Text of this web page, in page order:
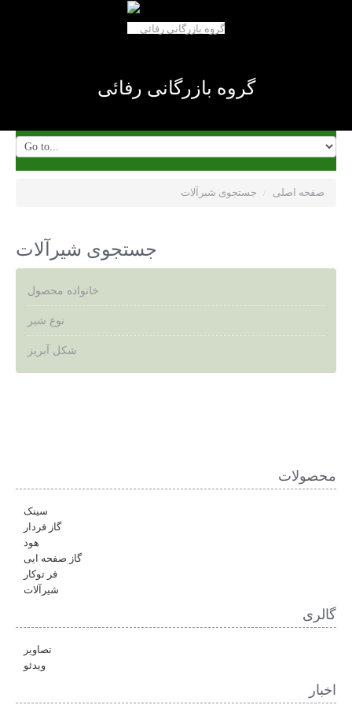
گروه بازرگانی رفائی
صفحه اصلی / جستجوی شیرآلات
جستجوی شیرآلات
خانواده محصول
نوع شیر
شکل آبریز
محصولات
سینک
گاز فردار
هود
گاز صفحه ایی
فر توکار
شیرآلات
گالری
تصاویر
ویدئو
اخبار